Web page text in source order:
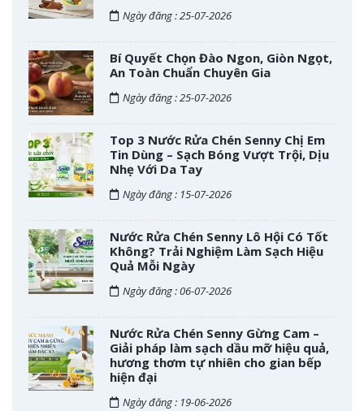
Ngày đăng : 25-07-2026
Bí Quyết Chọn Đào Ngon, Giòn Ngọt,
An Toàn Chuẩn Chuyên Gia
Ngày đăng : 25-07-2026
Top 3 Nước Rửa Chén Senny Chị Em
Tin Dùng – Sạch Bóng Vượt Trội, Dịu
Nhẹ Với Da Tay
Ngày đăng : 15-07-2026
Nước Rửa Chén Senny Lô Hội Có Tốt
Không? Trải Nghiệm Làm Sạch Hiệu
Quả Mỗi Ngày
Ngày đăng : 06-07-2026
Nước Rửa Chén Senny Gừng Cam –
Giải pháp làm sạch dầu mỡ hiệu quả,
hương thơm tự nhiên cho gian bếp
hiện đại
Ngày đăng : 19-06-2026